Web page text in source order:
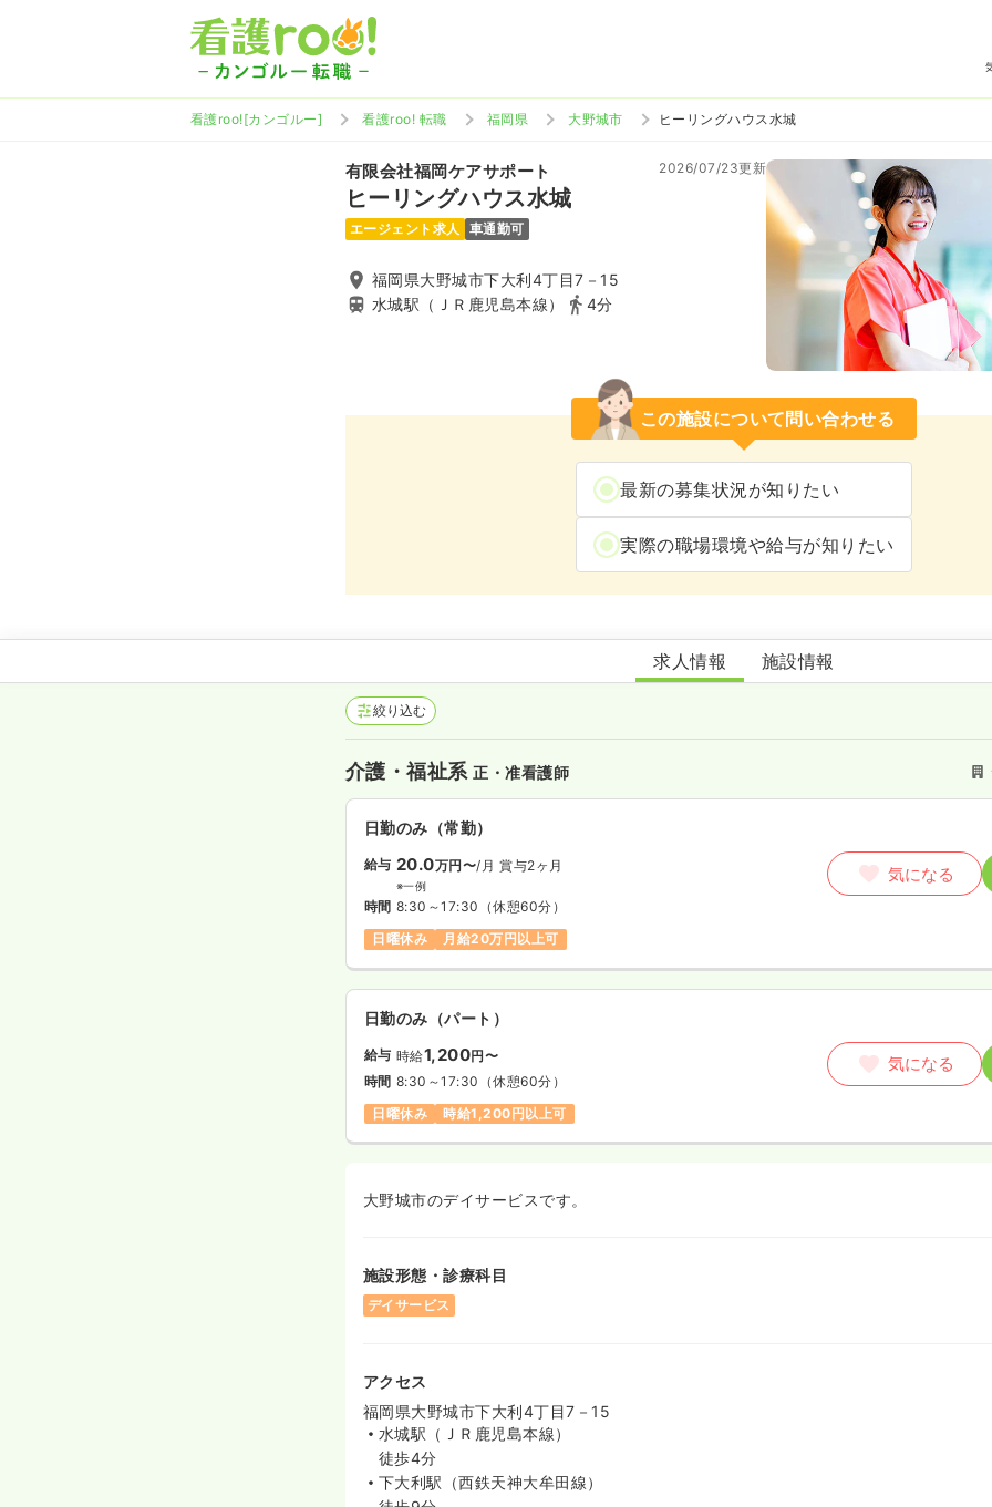
看護roo![カンゴルー] 看護roo! 転職 福岡県 大野城市 ヒーリングハウス水城
有限会社福岡ケアサポート
ヒーリングハウス水城
2026/07/23更新
エージェント求人 車通勤可
福岡県大野城市下大利4丁目7－15
水城駅（ＪＲ鹿児島本線）
4分
この施設について問い合わせる
最新の募集状況が知りたい
実際の職場環境や給与が知りたい
ヒーリングハウス水城
求人情報 施設情報
絞り込む
介護・福祉系正・准看護師
日勤のみ（常勤）
給与 20.0万円〜/月 賞与2ヶ月
※一例
時間 8:30～17:30 （休憩60分）
日曜休み
月給20万円以上可
気になる
日勤のみ（パート）
給与 時給1,200円〜
時間 8:30～17:30 （休憩60分）
日曜休み
時給1,200円以上可
気になる
大野城市のデイサービスです。
施設形態・診療科目
デイサービス
アクセス
福岡県大野城市下大利4丁目7－15
水城駅（ＪＲ鹿児島本線）
徒歩4分
下大利駅（西鉄天神大牟田線）